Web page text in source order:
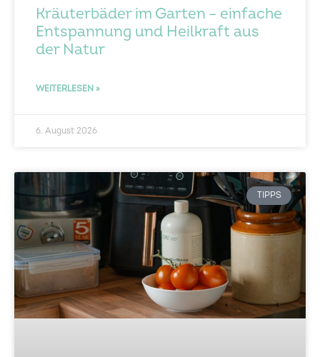
Kräuterbäder im Garten – einfache
Entspannung und Heilkraft aus
der Natur
WEITERLESEN »
6. August 2026
TIPPS